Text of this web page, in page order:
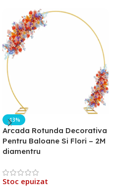
-13%
Arcada Rotunda Decorativa
Pentru Baloane Si Flori – 2M
diamentru
Stoc epuizat